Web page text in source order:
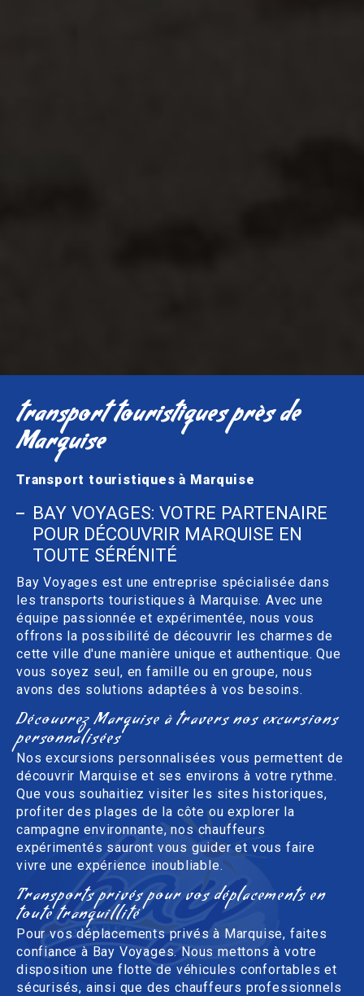
transport touristiques près de
Marquise
Transport touristiques à Marquise
BAY VOYAGES: VOTRE PARTENAIRE
POUR DÉCOUVRIR MARQUISE EN
TOUTE SÉRÉNITÉ
Bay Voyages est une entreprise spécialisée dans
les transports touristiques à Marquise. Avec une
équipe passionnée et expérimentée, nous vous
offrons la possibilité de découvrir les charmes de
cette ville d'une manière unique et authentique. Que
vous soyez seul, en famille ou en groupe, nous
avons des solutions adaptées à vos besoins.
Découvrez Marquise à travers nos excursions
personnalisées
Nos excursions personnalisées vous permettent de
découvrir Marquise et ses environs à votre rythme.
Que vous souhaitiez visiter les sites historiques,
profiter des plages de la côte ou explorer la
campagne environnante, nos chauffeurs
expérimentés sauront vous guider et vous faire
vivre une expérience inoubliable.
Transports privés pour vos déplacements en
toute tranquillité
Pour vos déplacements privés à Marquise, faites
confiance à Bay Voyages. Nous mettons à votre
disposition une flotte de véhicules confortables et
sécurisés, ainsi que des chauffeurs professionnels